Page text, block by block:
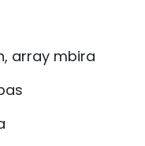
array mbira